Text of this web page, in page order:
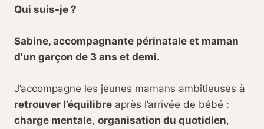
les réponses à tes questions
desfiches pratiques et
concrètement le contrôle de ton
quotidien
Qui suis-je ?
Sabine, accompagnante périnatale et maman
d'un garçon de 3 ans et demi.
J’accompagne les jeunes mamans ambitieuses à
retrouver l’équilibre après l’arrivée de bébé :
charge mentale, organisation du quotidien,